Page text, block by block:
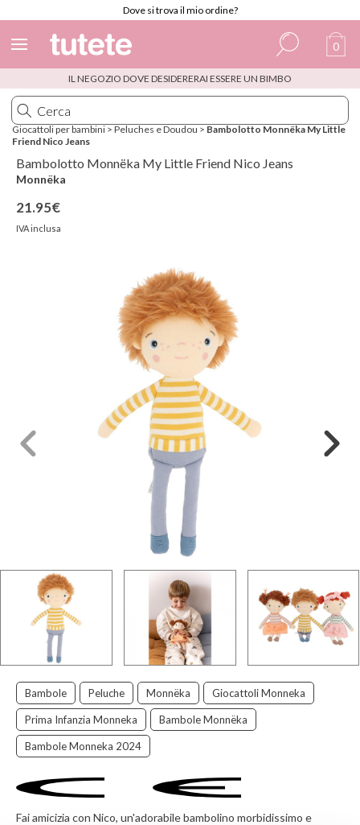
Dove si trova il mio ordine?
Spagnolo
Italiano
Inglese
Portoghese
0
IL NEGOZIO DOVE DESIDERERAI ESSERE UN BIMBO
Giocattoli per bambini > Peluches e Doudou > Bambolotto Monnëka My Little
Friend Nico Jeans
Bambolotto Monnëka My Little Friend Nico Jeans
Monnëka
21.95€
IVA inclusa
Bambole Peluche Monnëka Giocattoli Monneka
Prima Infanzia Monneka Bambole Monnëka
Bambole Monneka 2024
Fai amicizia con Nico, un'adorabile bambolino morbidissimo e